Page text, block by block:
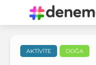
AKTIVITE DOĞA